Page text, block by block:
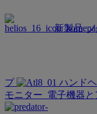
新製品
プ
ハンド
モニター 電子機器